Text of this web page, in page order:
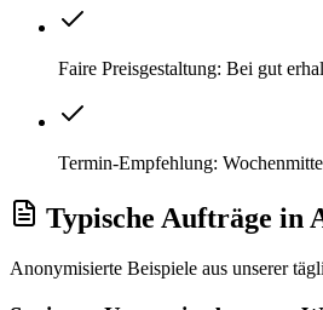
Faire Preisgestaltung: Bei gut
Termin-Empfehlung:
Typische Aufträge in
Anonymisierte Beispiele aus unserer